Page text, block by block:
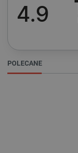
Cena
4.9
POLECANE